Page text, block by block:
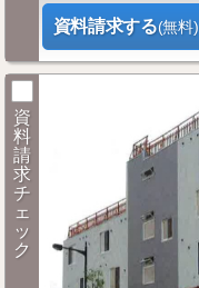
資料請求する(無料)
資
料
請
求
チ
ェ
ッ
ク